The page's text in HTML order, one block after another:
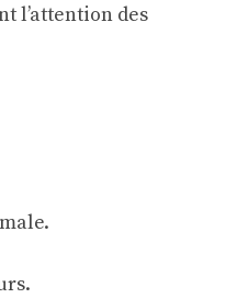
l’attention des